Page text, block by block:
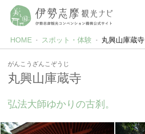
HOME スポット・体験 丸興山庫蔵寺
がんこうざんこぞうじ
丸興山庫蔵寺
弘法大師ゆかりの古刹。